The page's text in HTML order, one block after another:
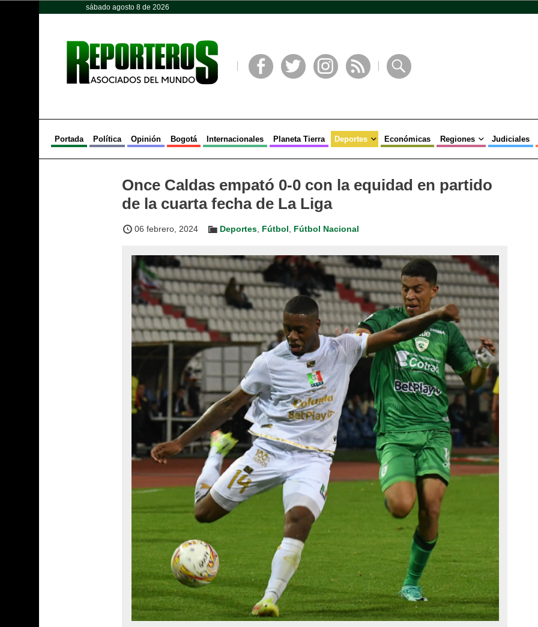
sábado agosto 8 de 2026
Portada Política Opinión Bogotá Internacionales Planeta Tierra Deportes Económicas Regiones Judiciales
Once Caldas empató 0-0 con la equidad en partido
de la cuarta fecha de La Liga
06 febrero, 2024 Deportes Fútbol Fútbol Nacional
Opinión Política